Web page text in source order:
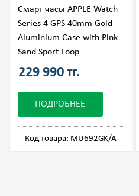
Смарт часы APPLE Watch
Series 4 GPS 40mm Gold
Aluminium Case with Pink
Sand Sport Loop
229 990 тг.
ПОДРОБНЕЕ
Код товара: MU692GK/A